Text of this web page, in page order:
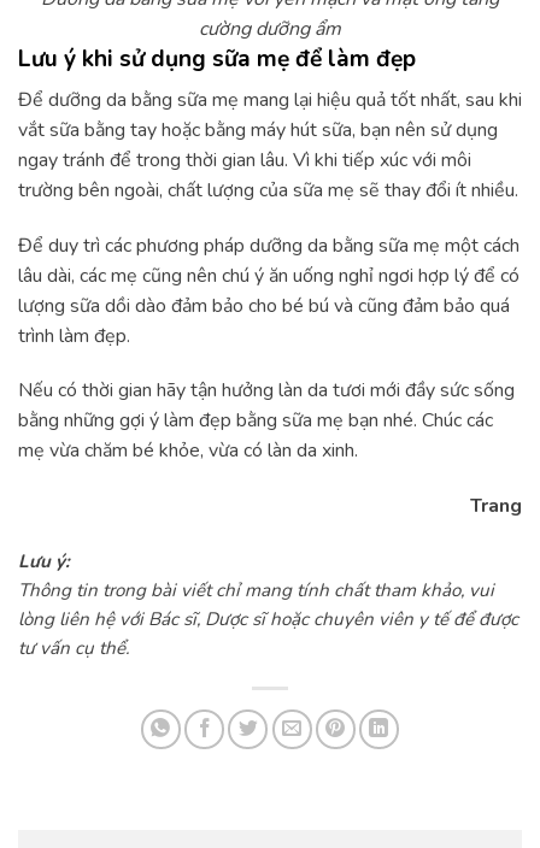
cường dưỡng ẩm
Lưu ý khi sử dụng sữa mẹ để làm đẹp
Để dưỡng da bằng sữa mẹ mang lại hiệu quả tốt nhất, sau khi
vắt sữa bằng tay hoặc bằng máy hút sữa, bạn nên sử dụng
ngay tránh để trong thời gian lâu. Vì khi tiếp xúc với môi
trường bên ngoài, chất lượng của sữa mẹ sẽ thay đổi ít nhiều.
Để duy trì các phương pháp dưỡng da bằng sữa mẹ một cách
lâu dài, các mẹ cũng nên chú ý ăn uống nghỉ ngơi hợp lý để có
lượng sữa dồi dào đảm bảo cho bé bú và cũng đảm bảo quá
trình làm đẹp.
Nếu có thời gian hãy tận hưởng làn da tươi mới đầy sức sống
bằng những gợi ý làm đẹp bằng sữa mẹ bạn nhé. Chúc các
mẹ vừa chăm bé khỏe, vừa có làn da xinh.
Trang
Lưu ý:
Thông tin trong bài viết chỉ mang tính chất tham khảo, vui
lòng liên hệ với Bác sĩ, Dược sĩ hoặc chuyên viên y tế để được
tư vấn cụ thể.